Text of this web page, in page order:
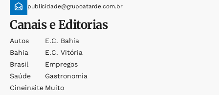
publicidade@grupoatarde.com.br
Canais e Editorias
Autos
Bahia
Brasil
Saúde
Cineinsite
E.c. Bahia
E.c. Vitória
Empregos
Gastronomia
Muito